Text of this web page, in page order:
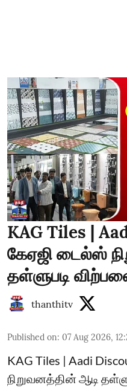
KAG Tiles |
கேஏஜி டைல்ஸ்
தள்ளுபடி
thanthitv
Published on: 07 Aug 2026,
KAG Tiles | Aadi
நிறுவனத்தின் ஆடி